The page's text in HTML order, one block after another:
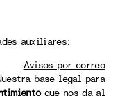
auxiliares:
Avisos por correo
base legal para
que nos da al